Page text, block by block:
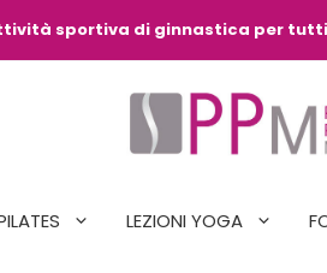
sportiva di ginnastica per
LEZIONI YOGA